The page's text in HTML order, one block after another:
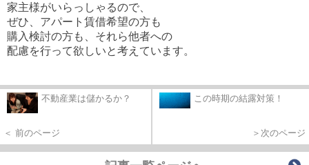
家主様がいらっしゃるので、
ぜひ、アパート賃借希望の方も
購入検討の方も、それら他者への
配慮を行って欲しいと考えています。
不動産業は儲かるか？
＜ 前のページ
この時期の結露対策！
＞次のページ